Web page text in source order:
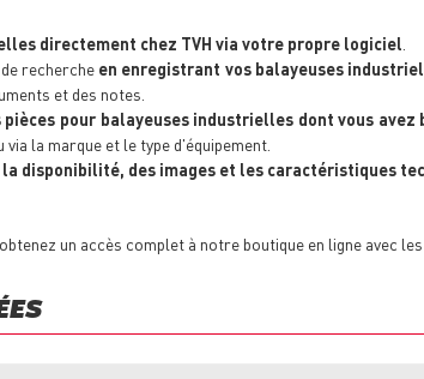
directement chez TVH via votre propre logiciel
recherche en enregistrant vos balayeuses
et des notes.
pour balayeuses industrielles dont vous avez
la marque et le type d'équipement.
disponibilité, des images et les caractéristiques
un accès complet à notre boutique en ligne avec